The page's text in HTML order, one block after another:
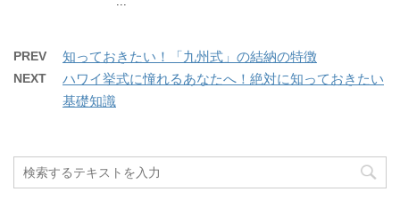
PREV 知っておきたい！「九州式」の結納の特徴
NEXT
ハワイ挙式に憧れるあなたへ！絶対に知っておきたい
基礎知識